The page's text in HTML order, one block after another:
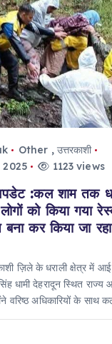
Other , उत्तरकाशी
1123 views
:कल शाम तक
को किया गया
कर किया जा
ज़िले के धराली क्षेत्र में
धामी देहरादून स्थित राज्य
वरिष्ठ अधिकारियों के साथ